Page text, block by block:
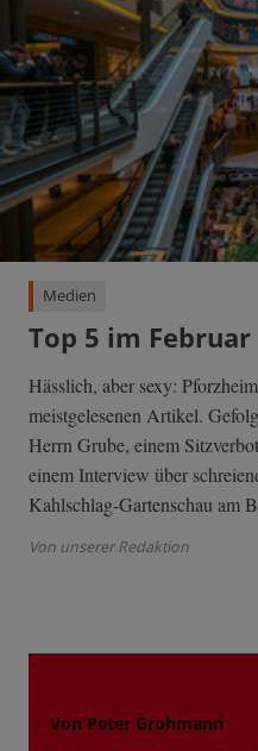
Medien
Top 5 im Februar
Hässlich, aber sexy:
meistgelesenen Artikel.
Herrn Grube, einem
einem Interview über
Kahlschlag-Gartenschau am
Von unserer Redaktion
Von Peter Grohmann